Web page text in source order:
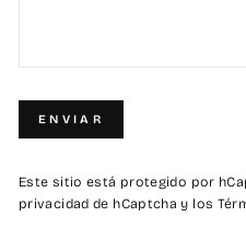
ENVIAR
Este sitio está protegido por
privacidad de hCaptcha y los